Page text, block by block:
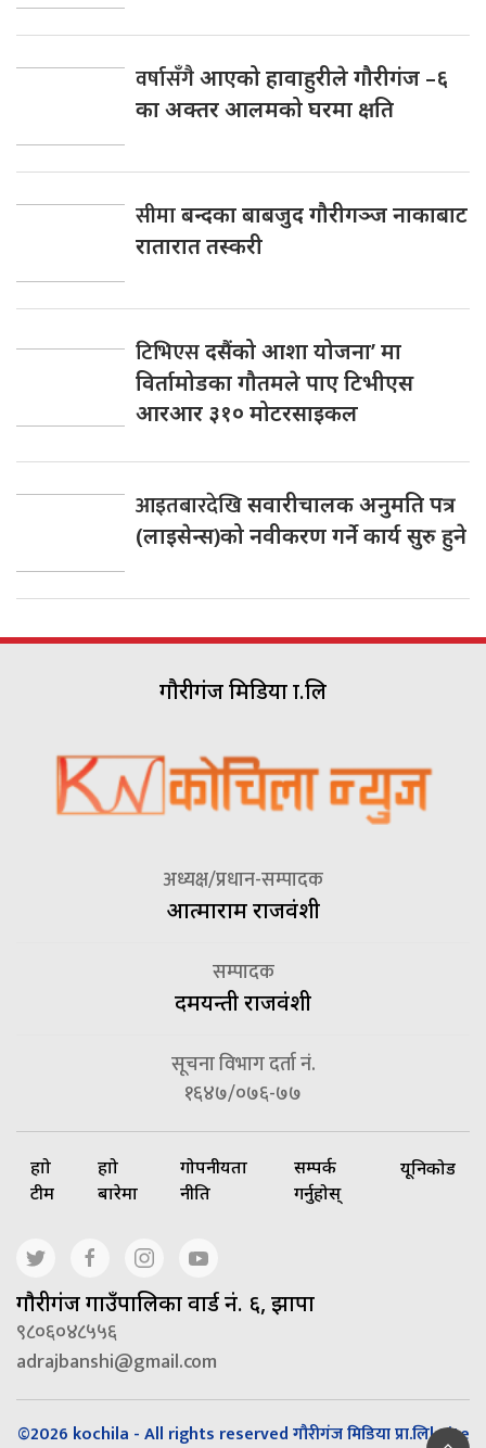
वर्षासँगैआएको हावाहुरीले गौरीगंज –६
का अक्तर आलमको घरमा क्षति
सीमाबन्दका बाबजुद गौरीगञ्ज नाकाबाट
रातारात तस्करी
टिभिएसदसैंको आशा योजना’ मा
विर्तामोडका गौतमले पाए टिभीएस
आरआर ३१० मोटरसाइकल
आइतबारदेखिसवारीचालक अनुमति पत्र
(लाइसेन्स)को नवीकरण गर्ने कार्य सुरु हुने
गौरीगंज मिडिया प्रा.लि
अध्यक्ष/प्रधान-सम्पादक
आत्माराम राजवंशी
सम्पादक
दमयन्ती राजवंशी
सूचना विभाग दर्ता नं.
१६४७/०७६-७७
हाम्रो
टीम
हाम्रो
बारेमा
गोपनीयता
नीति
सम्पर्क
गर्नुहोस्
यूनिकोड
गाैरीगंज गाउँपालिका वार्ड नं. ६, झापा
९८०६०४८५५६
adrajbanshi@gmail.com
©2026 kochila - All rights reserved गौरीगंज मिडिया प्रा.लि| Site